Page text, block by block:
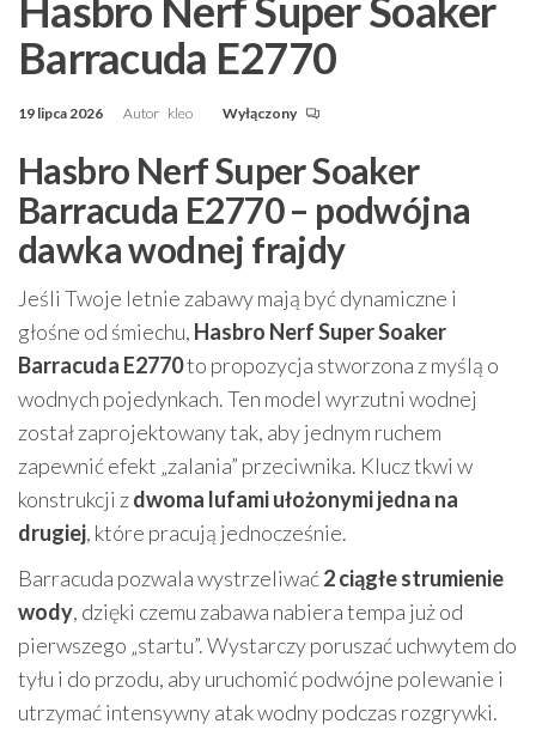
Hasbro Nerf Super Soaker
Barracuda E2770
19 lipca 2026 Autor kleo Wyłączony
Hasbro Nerf Super Soaker
Barracuda E2770 – podwójna
dawka wodnej frajdy
Jeśli Twoje letnie zabawy mają być dynamiczne i
głośne od śmiechu, Hasbro Nerf Super Soaker
Barracuda E2770to propozycja stworzona z myślą o
wodnych pojedynkach. Ten model wyrzutni wodnej
został zaprojektowany tak, aby jednym ruchem
zapewnić efekt „zalania” przeciwnika. Klucz tkwi w
konstrukcji zdwoma lufami ułożonymi jedna na
drugiej, które pracują jednocześnie.
Barracuda pozwala wystrzeliwać2 ciągłe strumienie
wody, dzięki czemu zabawa nabiera tempa już od
pierwszego „startu”. Wystarczy poruszać uchwytem do
tyłu i do przodu, aby uruchomić podwójne polewanie i
utrzymać intensywny atak wodny podczas rozgrywki.